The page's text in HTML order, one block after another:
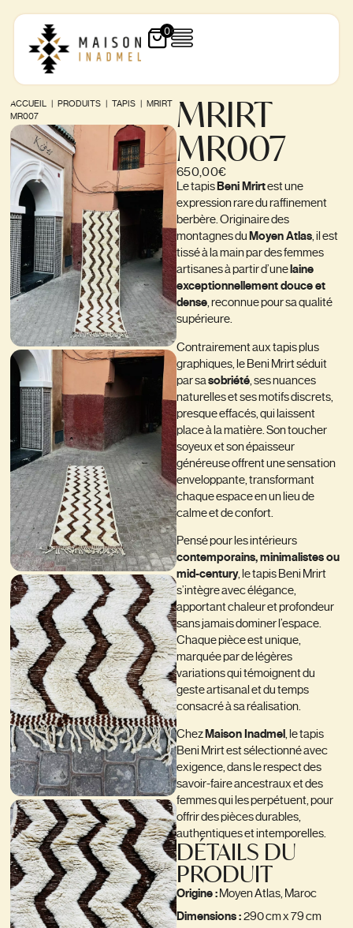
0
ACCUEIL PRODUITS |TAPIS
MRIRT
MR007
MRIRT
MR007
650,00€
Le tapisBeni Mrirtest une
expression rare du raffinement
berbère. Originaire des
montagnes duMoyen Atlas, il est
tissé à la main par des femmes
artisanes à partir d’unelaine
exceptionnellement douce et
dense, reconnue pour sa qualité
supérieure.
Contrairement aux tapis plus
graphiques, le Beni Mrirt séduit
par sasobriété , ses nuances
naturelles et ses motifs discrets,
presque effacés, qui laissent
place à la matière. Son toucher
soyeux et son épaisseur
généreuse offrent une sensation
enveloppante, transformant
chaque espace en un lieu de
calme et de confort.
Pensé pour les intérieurs
contemporains, minimalistes ou
mid-century, le tapis Beni Mrirt
s’intègre avec élégance,
apportant chaleur et profondeur
sans jamais dominer l’espace.
Chaque pièce est unique,
marquée par de légères
variations qui témoignent du
geste artisanal et du temps
consacré à sa réalisation.
Chez Maison Inadmel, le tapis
Beni Mrirt est sélectionné avec
exigence, dans le respect des
savoir-faire ancestraux et des
femmes qui les perpétuent, pour
offrir des pièces durables,
authentiques et intemporelles.
DÉTAILS DU
PRODUIT
Origine :Moyen Atlas, Maroc
Dimensions :290 cm x 79 cm